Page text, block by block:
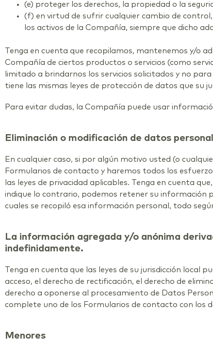
(e) proteger los derechos, la propiedad o la
(f) en virtud de sufrir cualquier cambio de
los activos de la Compañía, siempre que dicho
Tenga en cuenta que recopilamos, mantenemos y/o
Compañía de ciertos productos o servicios (como
limitado a brindarnos los servicios solicitados y no
tiene las mismas leyes de protección de datos que su
Para evitar dudas, la Compañía puede usar
Eliminación o modificación de datos
En cualquier caso, si por algún motivo usted (o
Formularios de contacto y haremos todos los
las leyes de privacidad aplicables. Tenga en cuenta
indique lo contrario, podemos retener su información
cuales se recopiló esa información personal, todo
La información agregada y/o anónima
indefinidamente.
Tenga en cuenta que las leyes de su jurisdicción local
acceso, el derecho de rectificación, el derecho de
derecho a oponerse al procesamiento de Datos
complete uno de los Formularios de contacto con los
Menores